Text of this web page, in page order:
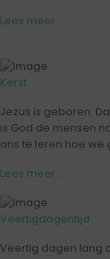
Lees meer...
Kerst
Jezus is geboren.
is God de mensen
ons te leren hoe we
Lees meer...
Veertigdagentijd
Veertig dagen lang